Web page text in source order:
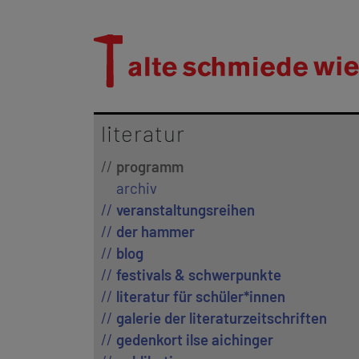
literatur
programm
archiv
veranstaltungsreihen
der hammer
blog
festivals & schwerpunkte
literatur für schüler*innen
galerie der literaturzeitschriften
gedenkort ilse aichinger